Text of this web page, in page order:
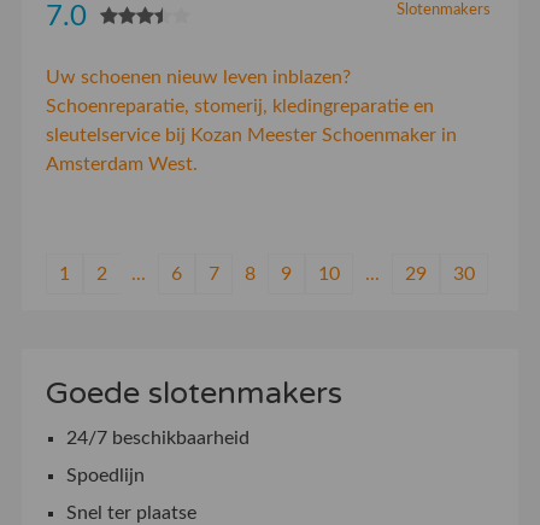
Slotenmakers
7.0
Uw schoenen nieuw leven inblazen?
Schoenreparatie, stomerij, kledingreparatie en
sleutelservice bij Kozan Meester Schoenmaker in
Amsterdam West.
1 2 ... 6 7 8 9 10 ... 29 30
Goede slotenmakers
24/7 beschikbaarheid
Spoedlijn
Snel ter plaatse